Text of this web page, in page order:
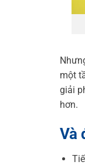
một
giải
hơn.
Và